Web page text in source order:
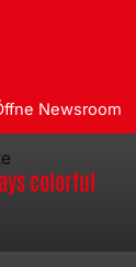
Newsroom
colorful